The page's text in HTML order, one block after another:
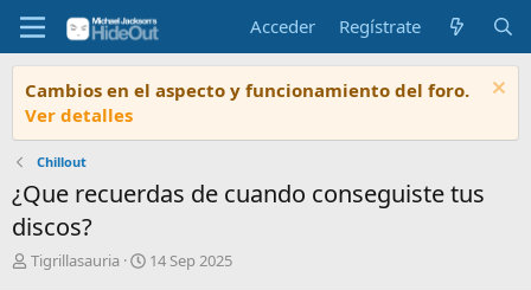
Acceder Regístrate
Cambios en el aspecto y funcionamiento del foro.
Ver detalles
Chillout
¿Que recuerdas de cuando conseguiste tus
discos?
ITigrillasauria
F14 Sep 2025